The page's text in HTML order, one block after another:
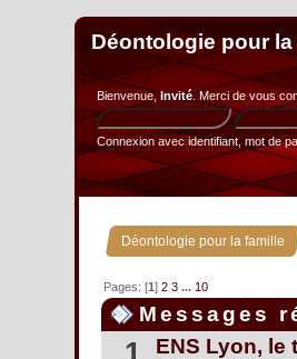
Déontologie pour
Bienvenue,Invité. Merci devous
Connexion avec identifiant, mot de
Déontologie pour la famille
Pages: [1]2 3 ... 10
Messages
ENS Lyon,